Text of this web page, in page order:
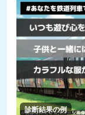
診断結果の例